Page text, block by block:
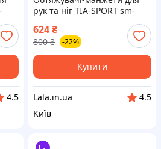
4.5
рук та ніг TIA-SPORT sm-
624₴
800 ₴ -22%
Купити
Lala.in.ua
4.5
Київ